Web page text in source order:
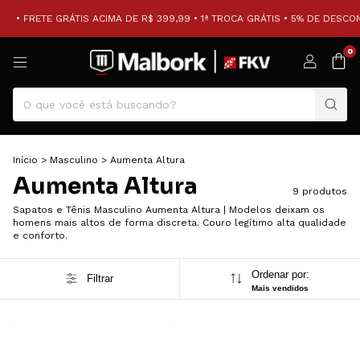
• FRETE GRÁTIS ACIMA DE R$ 399,99 • 1ª TROCA GRÁTIS • 5% DE
0
Início > Masculino > Aumenta Altura
Aumenta Altura
9 produtos
Sapatos e Tênis Masculino Aumenta Altura | Modelos deixam os
homens mais altos de forma discreta. Couro legítimo alta qualidade
e conforto.
Filtrar Ordenar por:
Mais vendidos